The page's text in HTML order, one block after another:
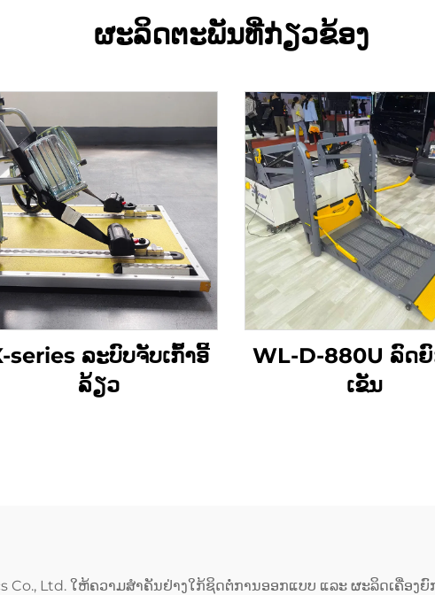
ຜະລິດຕະພັນທີ່ກ່ຽວຂ້ອງ
series ລະບົບຈັບເກົ້າອີ້
ລ້ຽວ
WL-D-880U ລົດ
ເຂັນ
Co., Ltd. ໃຫ້ຄວາມສຳຄັນຢ່າງໃກ້ຊິດຕໍ່ການອອກແບບ ແລະ ຜະລິດເຄື່ອງ